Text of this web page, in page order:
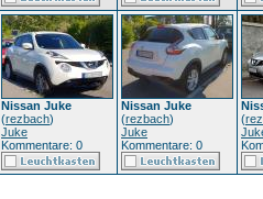
Nissan Juke
(rezbach)
Juke
Kommentare: 0
Nissan Juke
(rezbach)
Juke
Kommentare: 0
(